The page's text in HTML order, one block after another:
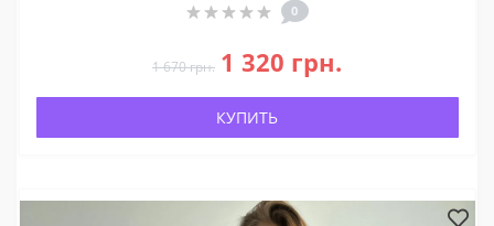
0
1 670 грн. 1 320 грн.
КУПИТЬ